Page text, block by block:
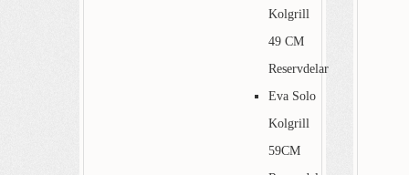
Kolgrill
49 CM
Reservdelar
Eva Solo
Kolgrill
59CM